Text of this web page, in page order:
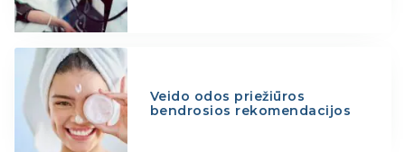
Veido odos priežiūros
bendrosios rekomendacijos